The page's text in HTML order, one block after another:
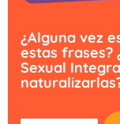
¿Alguna vez
estas frases?
Sexual